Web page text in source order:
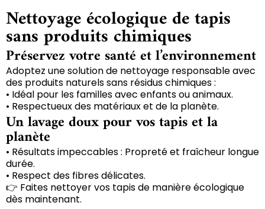
Nettoyage écologique de tapis
sans produits chimiques
Préservez votre santé et l’environnement
Adoptez une solution de nettoyage responsable avec
des produits naturels sans résidus chimiques :
• Idéal pour les familles avec enfants ou animaux.
• Respectueux des matériaux et de la planète.
Un lavage doux pour vos tapis et la
planète
• Résultats impeccables : Propreté et fraîcheur longue
durée.
• Respect des fibres délicates.
👉 Faites nettoyer vos tapis de manière écologique
dès maintenant.